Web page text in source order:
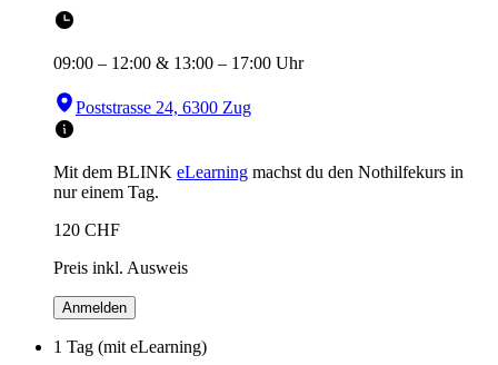
09:00 – 12:00 & 13:00 – 17:00 Uhr
Poststrasse 24, 6300 Zug
Mit dem BLINK eLearning machst du den Nothilfekurs in
nur einem Tag.
120 CHF
Preis inkl. Ausweis
Anmelden
1 Tag (mit eLearning)